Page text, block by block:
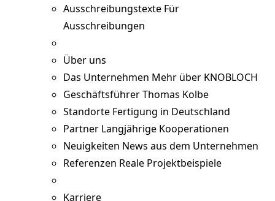
Ausschreibungstexte Für
Ausschreibungen
Über uns
Das Unternehmen Mehr über KNOBLOCH
GeschäftsführerThomas Kolbe
Standorte Fertigung in Deutschland
Partner Langjährige Kooperationen
Neuigkeiten News aus dem Unternehmen
Referenzen Reale Projektbeispiele
Karriere